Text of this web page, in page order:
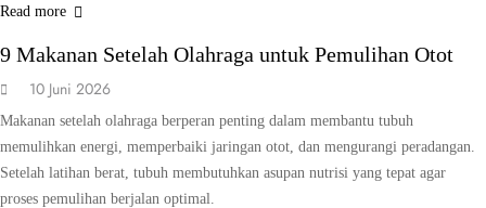
Read more
GAYA HIDUP
9 Makanan Setelah Olahraga untuk Pemulihan Otot
10 Juni 2026
Makanan setelah olahraga berperan penting dalam membantu tubuh
memulihkan energi, memperbaiki jaringan otot, dan mengurangi peradangan.
Setelah latihan berat, tubuh membutuhkan asupan nutrisi yang tepat agar
proses pemulihan berjalan optimal.